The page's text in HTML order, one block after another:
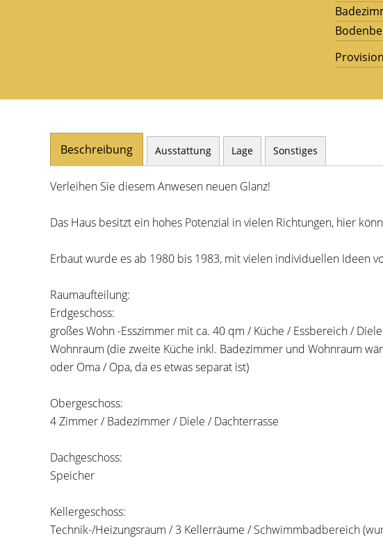
Beschreibung Ausstattung Lage Sonstiges
Verleihen Sie diesem Anwesen neuen Glanz!
Das Haus besitzt ein hohes Potenzial in vielen Richtungen, hier
Erbaut wurde es ab 1980 bis 1983, mit vielen individuellen Ideen
Raumaufteilung:
Erdgeschoss:
großes Wohn -Esszimmer mit ca. 40 qm / Küche / Essbereich /
Wohnraum (die zweite Küche inkl. Badezimmer und Wohnraum
oder Oma / Opa, da es etwas separat ist)
Obergeschoss:
4 Zimmer / Badezimmer / Diele / Dachterrasse
Dachgeschoss:
Speicher
Kellergeschoss:
Technik-/Heizungsraum / 3 Kellerräume / Schwimmbadbereich